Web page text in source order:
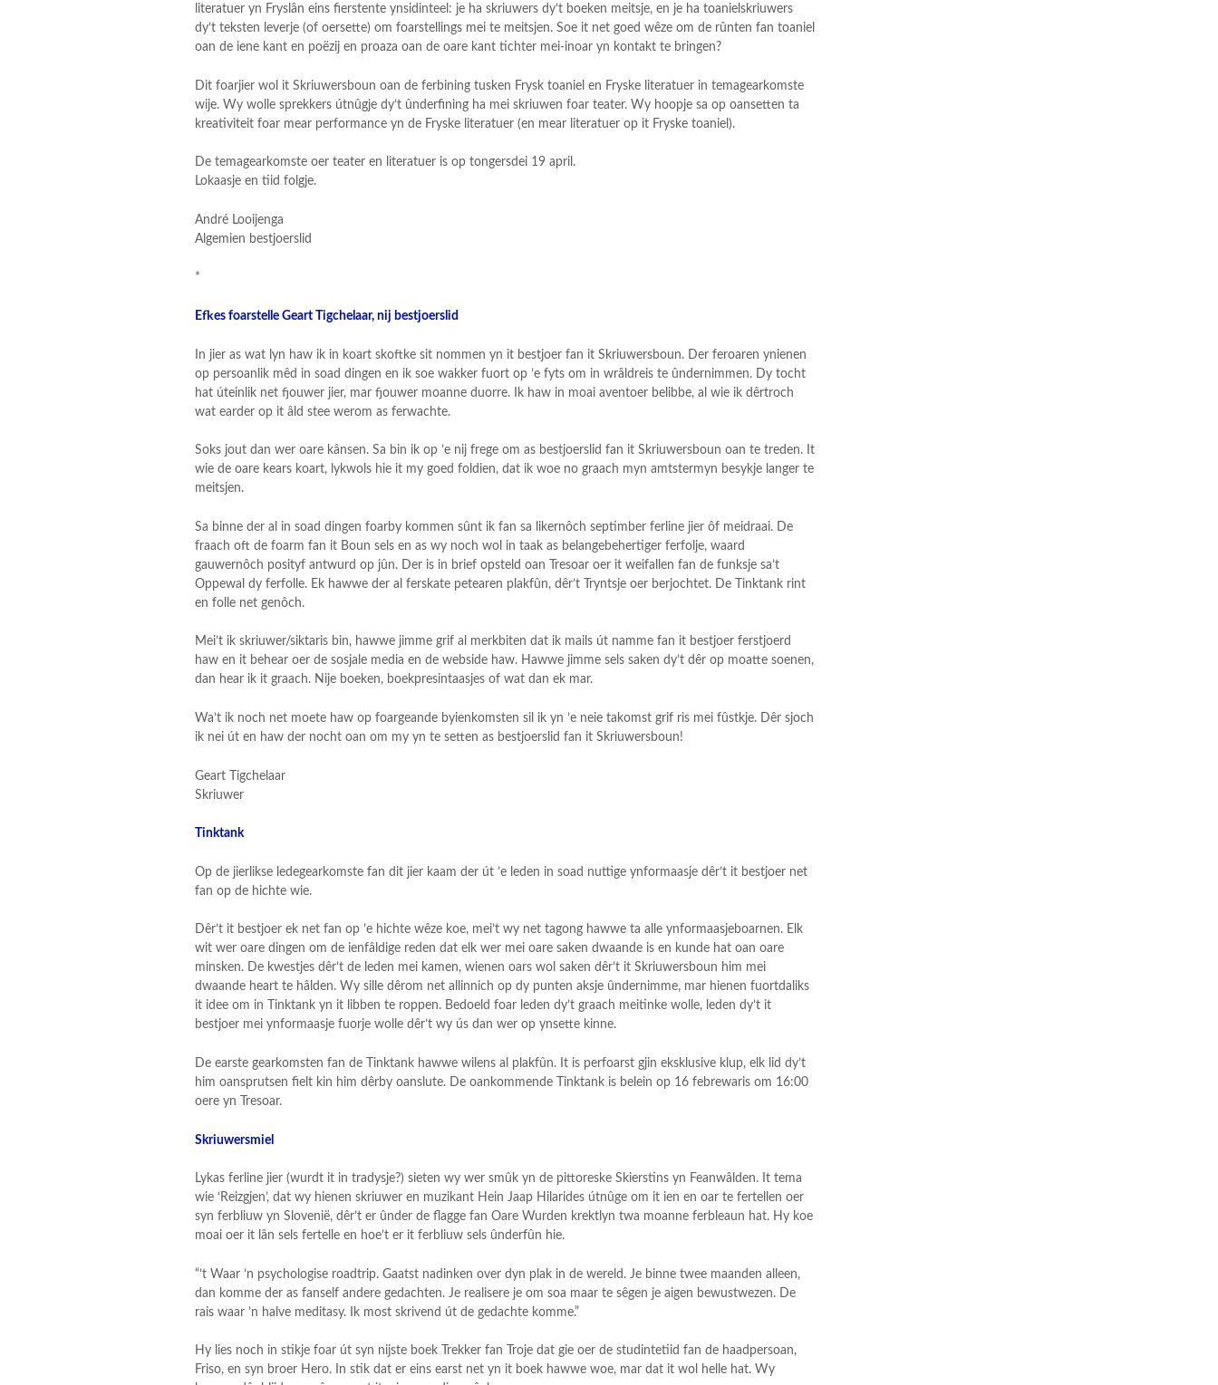
literatuer yn Fryslân eins fierstente ynsidinteel: je ha skriuwers dy’t boeken meitsje, en je ha toanielskriuwers
dy’t teksten leverje (of oersette) om foarstellings mei te meitsjen. Soe it net goed wêze om de rûnten fan toaniel
oan de iene kant en poëzij en proaza oan de oare kant tichter mei-inoar yn kontakt te bringen?
Dit foarjier wol it Skriuwersboun oan de ferbining tusken Frysk toaniel en Fryske literatuer in temagearkomste
wije. Wy wolle sprekkers útnûgje dy’t ûnderfining ha mei skriuwen foar teater. Wy hoopje sa op oansetten ta
kreativiteit foar mear performance yn de Fryske literatuer (en mear literatuer op it Fryske toaniel).
De temagearkomste oer teater en literatuer is op tongersdei 19 april.
Lokaasje en tiid folgje.
André Looijenga
Algemien bestjoerslid
*
Efkes foarstelle Geart Tigchelaar, nij bestjoerslid
In jier as wat lyn haw ik in koart skoftke sit nommen yn it bestjoer fan it Skriuwersboun. Der feroaren ynienen
op persoanlik mêd in soad dingen en ik soe wakker fuort op ’e fyts om in wrâldreis te ûndernimmen. Dy tocht
hat úteinlik net fjouwer jier, mar fjouwer moanne duorre. Ik haw in moai aventoer belibbe, al wie ik dêrtroch
wat earder op it âld stee werom as ferwachte.
Soks jout dan wer oare kânsen. Sa bin ik op ’e nij frege om as bestjoerslid fan it Skriuwersboun oan te treden. It
wie de oare kears koart, lykwols hie it my goed foldien, dat ik woe no graach myn amtstermyn besykje langer te
meitsjen.
Sa binne der al in soad dingen foarby kommen sûnt ik fan sa likernôch septimber ferline jier ôf meidraai. De
fraach oft de foarm fan it Boun sels en as wy noch wol in taak as belangebehertiger ferfolje, waard
gauwernôch posityf antwurd op jûn. Der is in brief opsteld oan Tresoar oer it weifallen fan de funksje sa’t
Oppewal dy ferfolle. Ek hawwe der al ferskate petearen plakfûn, dêr’t Tryntsje oer berjochtet. De Tinktank rint
en folle net genôch.
Mei’t ik skriuwer/siktaris bin, hawwe jimme grif al merkbiten dat ik mails út namme fan it bestjoer ferstjoerd
haw en it behear oer de sosjale media en de webside haw. Hawwe jimme sels saken dy’t dêr op moatte soenen,
dan hear ik it graach. Nije boeken, boekpresintaasjes of wat dan ek mar.
Wa’t ik noch net moete haw op foargeande byienkomsten sil ik yn ’e neie takomst grif ris mei fûstkje. Dêr sjoch
ik nei út en haw der nocht oan om my yn te setten as bestjoerslid fan it Skriuwersboun!
Geart Tigchelaar
Skriuwer
Tinktank
Op de jierlikse ledegearkomste fan dit jier kaam der út ’e leden in soad nuttige ynformaasje dêr’t it bestjoer net
fan op de hichte wie.
Dêr’t it bestjoer ek net fan op ’e hichte wêze koe, mei’t wy net tagong hawwe ta alle ynformaasjeboarnen. Elk
wit wer oare dingen om de ienfâldige reden dat elk wer mei oare saken dwaande is en kunde hat oan oare
minsken. De kwestjes dêr’t de leden mei kamen, wienen oars wol saken dêr’t it Skriuwersboun him mei
dwaande heart te hâlden. Wy sille dêrom net allinnich op dy punten aksje ûndernimme, mar hienen fuortdaliks
it idee om in Tinktank yn it libben te roppen. Bedoeld foar leden dy’t graach meitinke wolle, leden dy’t it
bestjoer mei ynformaasje fuorje wolle dêr’t wy ús dan wer op ynsette kinne.
De earste gearkomsten fan de Tinktank hawwe wilens al plakfûn. It is perfoarst gjin eksklusive klup, elk lid dy’t
him oansprutsen fielt kin him dêrby oanslute. De oankommende Tinktank is belein op 16 febrewaris om 16:00
oere yn Tresoar.
Skriuwersmiel
Lykas ferline jier (wurdt it in tradysje?) sieten wy wer smûk yn de pittoreske Skierstins yn Feanwâlden. It tema
wie ‘Reizgjen’, dat wy hienen skriuwer en muzikant Hein Jaap Hilarides útnûge om it ien en oar te fertellen oer
syn ferbliuw yn Slovenië, dêr’t er ûnder de flagge fan Oare Wurden krektlyn twa moanne ferbleaun hat. Hy koe
moai oer it lân sels fertelle en hoe’t er it ferbliuw sels ûnderfûn hie.
“’t Waar ’n psychologise roadtrip. Gaatst nadinken over dyn plak in de wereld. Je binne twee maanden alleen,
dan komme der as fanself andere gedachten. Je realisere je om soa maar te sêgen je aigen bewustwezen. De
rais waar ’n halve meditasy. Ik most skrivend út de gedachte komme.”
Hy lies noch in stikje foar út syn nijste boek Trekker fan Troje dat gie oer de studintetiid fan de haadpersoan,
Friso, en syn broer Hero. In stik dat er eins earst net yn it boek hawwe woe, mar dat it wol helle hat. Wy